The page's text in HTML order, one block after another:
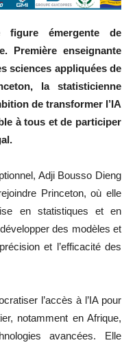
émergente de
Première enseignante
sciences appliquées de
la statisticienne
de transformer l’IA
à tous et de participer
Adji Bousso Dieng
Princeton, où elle
en statistiques et en
des modèles et
et l’efficacité des
l’accès à l’IA pour
notamment en Afrique,
avancées. Elle